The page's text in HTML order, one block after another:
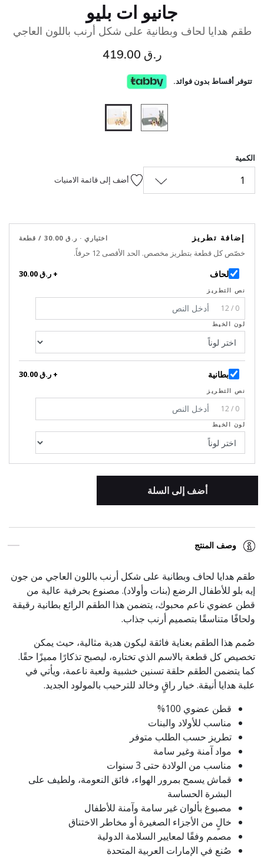
جانيو ات بليو
طقم هدايا لحاف وبطانية على شكل أرنب باللون العاجي
ر.ق 419.00
تتوفر أقساط بدون فوائد.
الكمية
1 أضف إلى قائمة الامنيات
إضافة تطريز اختياري · ر.ق 30.00 / قطعة
خصّص كل قطعة بتطريز مخصص. الحد الأقصى 12 حرفاً.
لحاف + ر.ق 30.00
نص التطريز
0 / 12
لون الخيط
بطانية + ر.ق 30.00
نص التطريز
0 / 12
لون الخيط
أضف إلى السلة
وصف المنتج
طقم هدايا لحاف وبطانية على شكل أرنب باللون العاجي من جون
إيه بلو للأطفال الرضع (بنات وأولاد). مصنوع بحرفية عالية من
قطن عضوي ناعم محبوك، يتضمن هذا الطقم الرائع بطانية رقيقة
ولحافًا متناسقًا بتصميم أرنب جذاب.
صُمم هذا الطقم بعناية فائقة ليكون هدية مثالية، حيث يمكن
تخصيص كل قطعة بالاسم الذي تختاره، ليصبح تذكارًا مميزًا حقًا.
كما يتضمن الطقم حلقة تسنين خشبية ولعبة ناعمة، ويأتي في
علبة هدايا أنيقة. خيار راقٍ وخالد للترحيب بالمولود الجديد.
قطن عضوي 100%
مناسب للأولاد والبنات
تطريز حسب الطلب متوفر
مواد آمنة وغير سامة
مناسب من الولادة حتى 3 سنوات
قماش يسمح بمرور الهواء، فائق النعومة، ولطيف على
البشرة الحساسة
مصبوغ بألوان غير سامة وآمنة للأطفال
خالٍ من الأجزاء الصغيرة أو مخاطر الاختناق
مصمم وفقًا لمعايير السلامة الدولية
صُنع في الإمارات العربية المتحدة